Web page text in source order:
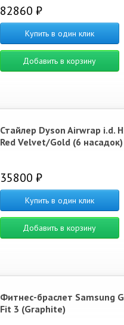
82860 ₽
Купить в один клик
Добавить в корзину
Стайлер Dyson Airwrap i.d.
Red Velvet/Gold (6 насадок)
35800 ₽
Купить в один клик
Добавить в корзину
Фитнес-браслет Samsung
Fit 3 (Graphite)